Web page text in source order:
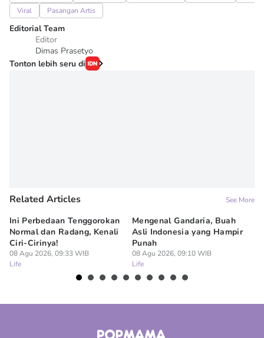
Viral
Pasangan Artis
Editorial Team
Editor
Dimas Prasetyo
Tonton lebih seru di
Related Articles See More
Ini Perbedaan Tenggorokan
Normal dan Radang, Kenali
Ciri-Cirinya!
08 Agu 2026, 09:33 WIB
Life
Mengenal Gandaria, Buah
Asli Indonesia yang Hampir
Punah
08 Agu 2026, 09:10 WIB
Life